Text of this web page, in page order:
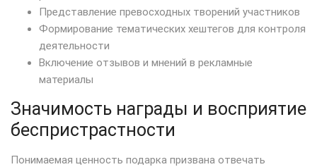
Представление превосходных творений участников
Формирование тематических хештегов для контроля
деятельности
Включение отзывов и мнений в рекламные
материалы
Значимость награды и восприятие
беспристрастности
Понимаемая ценность подарка призвана отвечать